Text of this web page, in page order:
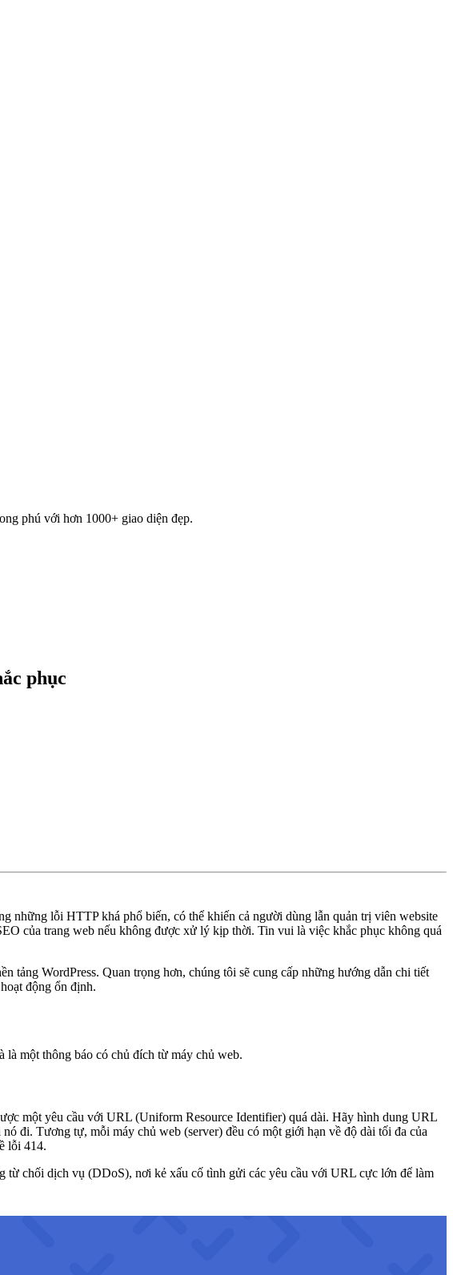
phú với hơn 1000+ giao diện đẹp.
phục
những lỗi HTTP khá phổ biến, có thể khiến cả người dùng lẫn quản trị viên website
của trang web nếu không được xử lý kịp thời. Tin vui là việc khắc phục không quá
tảng WordPress. Quan trọng hơn, chúng tôi sẽ cung cấp những hướng dẫn chi tiết
động ổn định.
là một thông báo có chủ đích từ máy chủ web.
một yêu cầu với URL (Uniform Resource Identifier) quá dài. Hãy hình dung URL
đi. Tương tự, mỗi máy chủ web (server) đều có một giới hạn về độ dài tối đa của
lỗi 414.
từ chối dịch vụ (DDoS), nơi kẻ xấu cố tình gửi các yêu cầu với URL cực lớn để làm